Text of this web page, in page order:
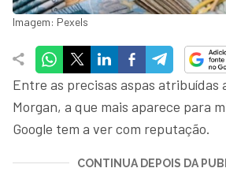
Imagem: Pexels
Entre as precisas aspas atribuídas
Morgan, a que mais aparece para
Google tem a ver com reputação.
CONTINUA DEPOIS DA